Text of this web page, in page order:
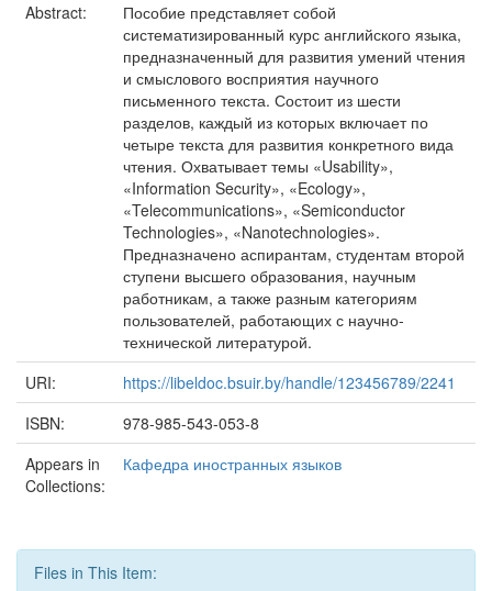
Abstract:
Пособие представляет собой
систематизированный курс английского языка,
предназначенный для развития умений чтения
и смыслового восприятия научного
письменного текста. Состоит из шести
разделов, каждый из которых включает по
четыре текста для развития конкретного вида
чтения. Охватывает темы «Usability»,
«Information Security», «Ecology»,
«Telecommunications», «Semiconductor
Technologies», «Nanotechnologies».
Предназначено аспирантам, студентам второй
ступени высшего образования, научным
работникам, а также разным категориям
пользователей, работающих с научно-
технической литературой.
URI:
https://libeldoc.bsuir.by/handle/123456789/2241
ISBN:
978-985-543-053-8
Appears in
Collections:
Кафедра иностранных языков
Files in This Item: